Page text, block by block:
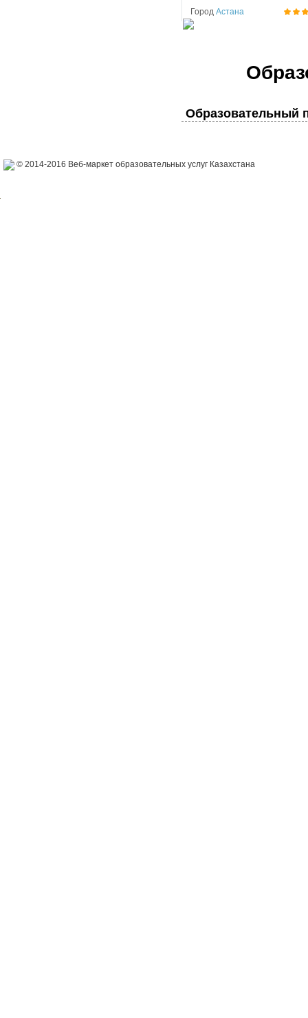
Город Астана
Образовательный
© 2014-2016 Веб-маркет образовательных услуг Казахстана